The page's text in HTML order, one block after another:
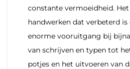
constante vermoeidheid.
handwerken dat verbeterd is
enorme vooruitgang bij
van schrijven en typen tot
potjes en het uitvoeren van